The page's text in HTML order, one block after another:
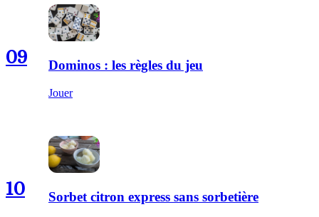
09 Dominos : les règles du jeu
Jouer
10 Sorbet citron express sans sorbetière